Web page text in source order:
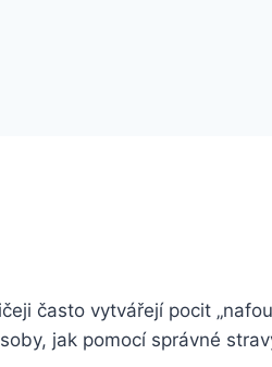
často vytvářejí pocit
jak pomocí správné